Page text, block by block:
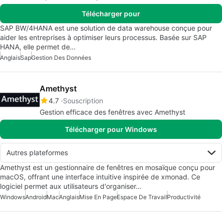
Télécharger pour
SAP BW/4HANA est une solution de data warehouse conçue pour
aider les entreprises à optimiser leurs processus. Basée sur SAP
HANA, elle permet de…
AnglaisSapGestion Des Données
Amethyst
4.7 Souscription
Gestion efficace des fenêtres avec Amethyst
Télécharger pour Windows
Autres plateformes
Amethyst est un gestionnaire de fenêtres en mosaïque conçu pour
macOS, offrant une interface intuitive inspirée de xmonad. Ce
logiciel permet aux utilisateurs d'organiser…
WindowsAndroidMacAnglaisMise En PageEspace De TravailProductivité